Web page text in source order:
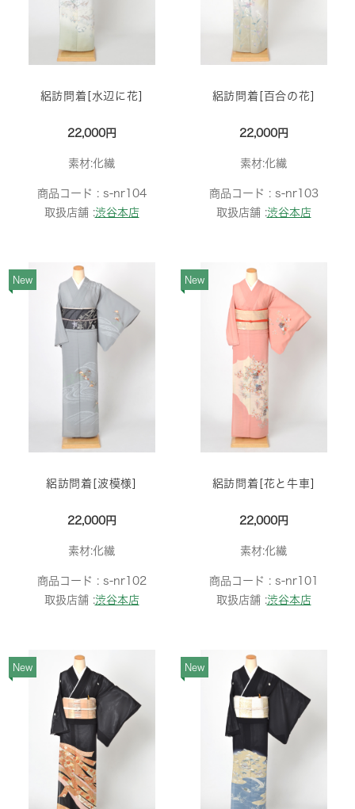
絽訪問着[水辺に花]
22,000円
素材:化繊
商品コード : s-nr104
取扱店舗 :渋谷本店
絽訪問着[百合の花]
22,000円
素材:化繊
商品コード : s-nr103
取扱店舗 :渋谷本店
New
絽訪問着[波模様]
22,000円
素材:化繊
商品コード : s-nr102
取扱店舗 :渋谷本店
New
絽訪問着[花と牛車]
22,000円
素材:化繊
商品コード : s-nr101
取扱店舗 :渋谷本店
New New